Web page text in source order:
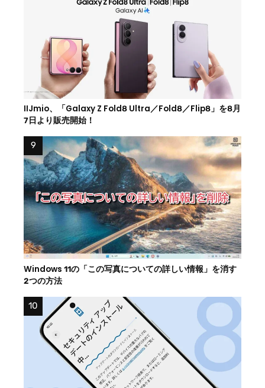
IIJmio、「Galaxy Z Fold8 Ultra／Fold8／Flip8」を8月
7日より販売開始！
Windows 11の「この写真についての詳しい情報」を消す
2つの方法